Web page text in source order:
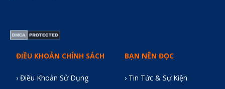
ĐIỀU KHOẢN CHÍNH SÁCH
› Điều Khoản Sử Dụng
BẠN NÊN ĐỌC
› Tin Tức & Sự Kiện